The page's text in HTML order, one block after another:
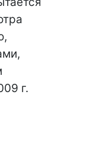
г.